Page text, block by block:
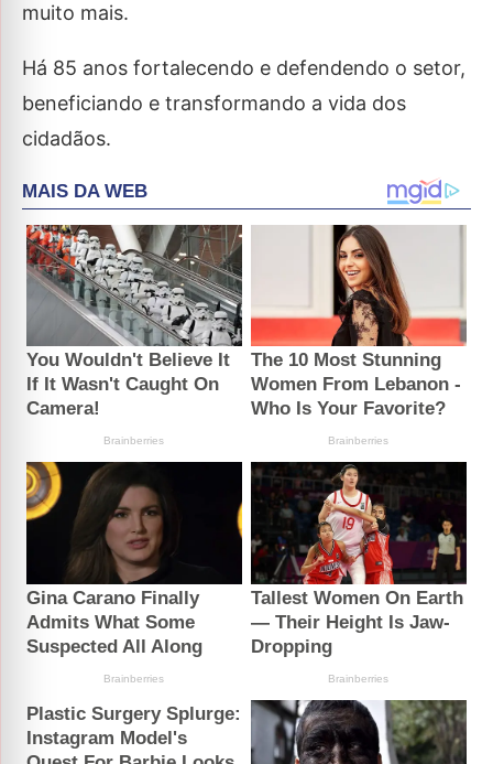
muito mais.
Há 85 anos fortalecendo e defendendo o setor,
beneficiando e transformando a vida dos
cidadãos.